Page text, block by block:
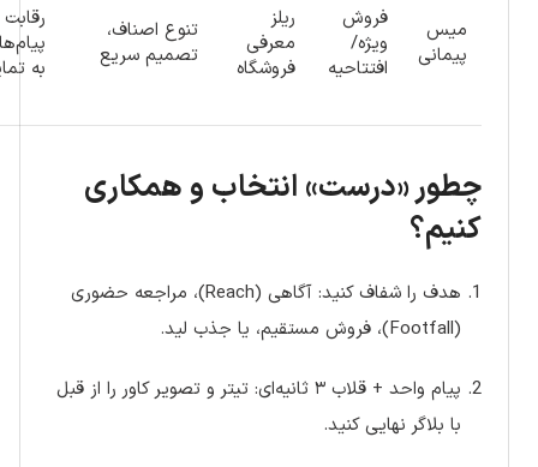
میس
پیمانی
فروش
ویژه/
افتتاحیه
ریلز
معرفی
فروشگاه
تنوع اصناف،
تصمیم سریع
رقابت
به
چطور «درست» انتخاب و همکاری
کنیم؟
هدف را شفاف کنید: آگاهی (Reach)، مراجعه حضوری
(Footfall)، فروش مستقیم، یا جذب لید.
پیام واحد + قلاب ۳ ثانیه‌ای: تیتر و تصویر کاور را از قبل
با بلاگر نهایی کنید.